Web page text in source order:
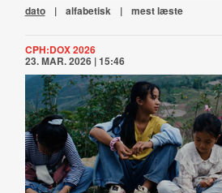
dato | alfabetisk | mest læste
CPH:DOX 2026
23. MAR. 2026 | 15:46